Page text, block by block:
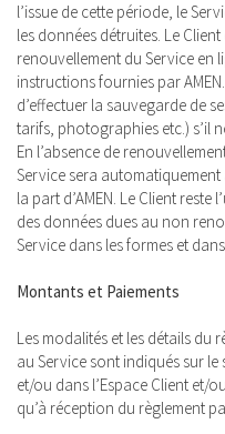
l’issue de cette période, le
les données détruites. Le
renouvellement du Service en
instructions fournies par
d’effectuer la sauvegarde de
tarifs, photographies etc.) s’il
En l’absence de
Service sera
la part d’AMEN. Le Client
des données dues au non
Service dans les formes et
Montants et Paiements
Les modalités et les détails
au Service sont indiqués sur le
et/ou dans l’Espace Client et/
qu’à réception du règlement